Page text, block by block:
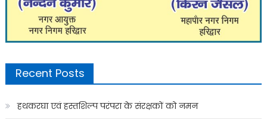
Recent Posts
हथकरघा एवं हस्तशिल्प परंपरा के संरक्षकों को नमन